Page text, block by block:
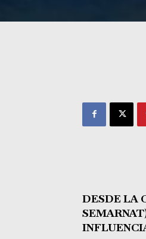
DESDE LA